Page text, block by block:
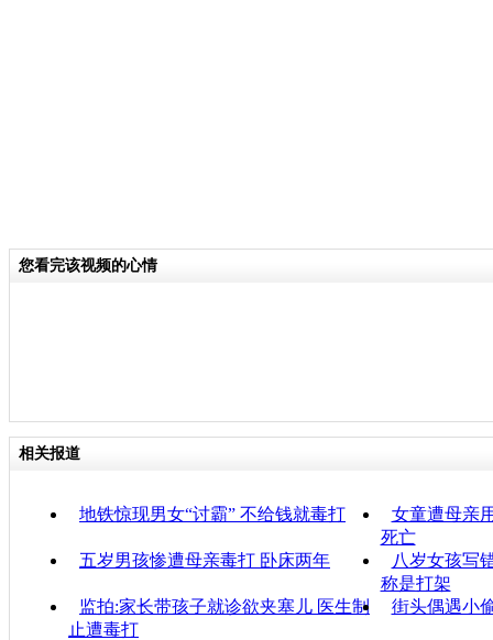
您看完该视频的心情
相关报道
地铁惊现男女“讨霸” 不给钱就毒打
女童遭母亲
死亡
五岁男孩惨遭母亲毒打 卧床两年
八岁女孩写
称是打架
监拍:家长带孩子就诊欲夹塞儿 医生制
止遭毒打
街头偶遇小